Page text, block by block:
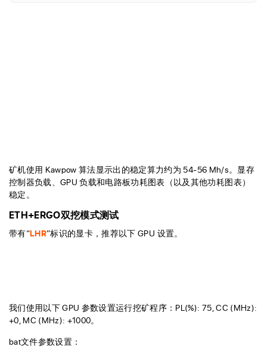
矿机使用 Kawpow 算法显示出的稳定算力约为 54-56 Mh/s。显存
控制器负载、GPU 负载和电路板功耗图表（以及其他功耗图表）
稳定。
ETH+ERGO双挖模式测试
带有“LHR”标识的显卡，推荐以下 GPU 设置。
我们使用以下 GPU 参数设置运行挖矿程序：PL(%): 75, CC (MHz):
+0, MC (MHz): +1000。
bat文件参数设置：